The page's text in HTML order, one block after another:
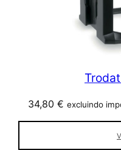
34,80 € excluindo